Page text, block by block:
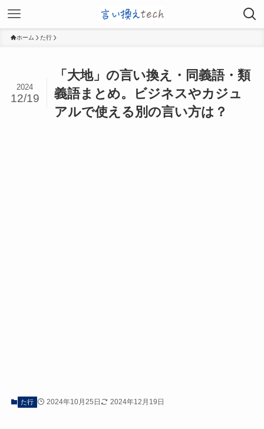
ホーム た行
「大地」の言い換え・同義語・類
義語まとめ。ビジネスやカジュ
アルで使える別の言い方は？
2024
12/19
た行 2024年10月25日 2024年12月19日